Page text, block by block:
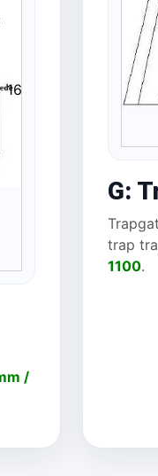
163 mm
/
G:
trap
1100.